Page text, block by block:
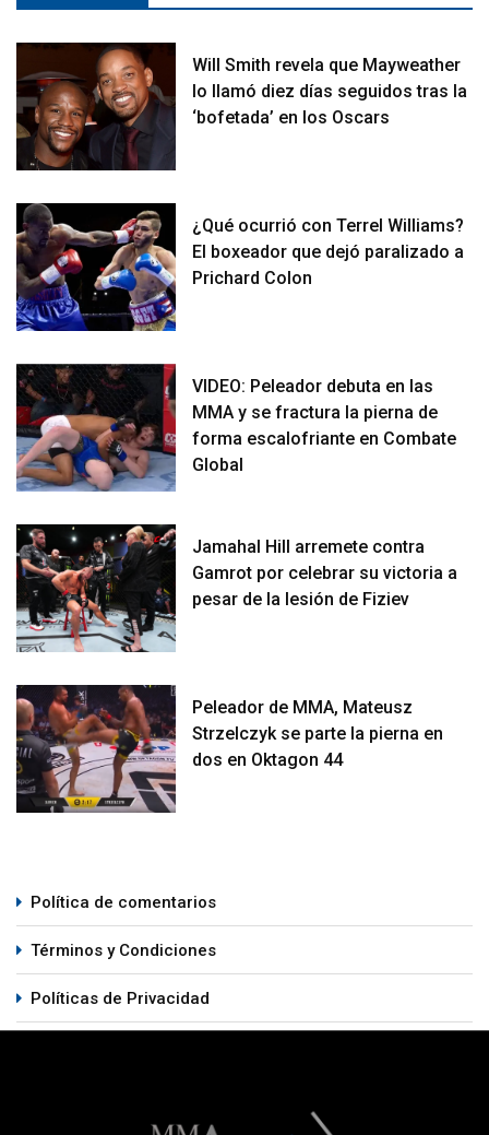
Will Smith revela que Mayweather
lo llamó diez días seguidos tras la
‘bofetada’ en los Oscars
¿Qué ocurrió con Terrel Williams?
El boxeador que dejó paralizado a
Prichard Colon
VIDEO: Peleador debuta en las
MMA y se fractura la pierna de
forma escalofriante en Combate
Global
Jamahal Hill arremete contra
Gamrot por celebrar su victoria a
pesar de la lesión de Fiziev
Peleador de MMA, Mateusz
Strzelczyk se parte la pierna en
dos en Oktagon 44
Política de comentarios
Términos y Condiciones
Políticas de Privacidad